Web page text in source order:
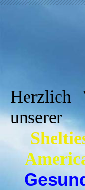
Herzlich
unserer